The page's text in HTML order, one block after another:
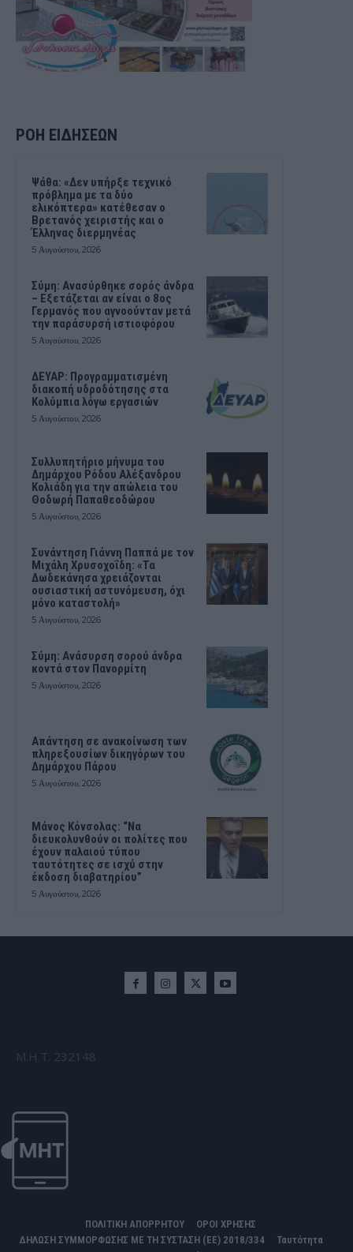
ΡΟΗ ΕΙΔΗΣΕΩΝ
Ψάθα: «Δεν υπήρξε τεχνικό
πρόβλημα με τα δύο
ελικόπτερα» κατέθεσαν ο
Βρετανός χειριστής και ο
Έλληνας διερμηνέας
5 Αυγούστου, 2026
Σύμη: Ανασύρθηκε σορός άνδρα
– Εξετάζεται αν είναι ο 8ος
Γερμανός που αγνοούνταν μετά
την παράσυρσή ιστιοφόρου
5 Αυγούστου, 2026
ΔΕΥΑΡ: Προγραμματισμένη
διακοπή υδροδότησης στα
Κολύμπια λόγω εργασιών
5 Αυγούστου, 2026
Συλλυπητήριο μήνυμα του
Δημάρχου Ρόδου Αλέξανδρου
Κολιάδη για την απώλεια του
Θοδωρή Παπαθεοδώρου
5 Αυγούστου, 2026
Συνάντηση Γιάννη Παππά με τον
Μιχάλη Χρυσοχοΐδη: «Τα
Δωδεκάνησα χρειάζονται
ουσιαστική αστυνόμευση, όχι
μόνο καταστολή»
5 Αυγούστου, 2026
Σύμη: Ανάσυρση σορού άνδρα
κοντά στον Πανορμίτη
5 Αυγούστου, 2026
Απάντηση σε ανακοίνωση των
πληρεξουσίων δικηγόρων του
Δημάρχου Πάρου
5 Αυγούστου, 2026
Μάνος Κόνσολας: “Να
διευκολυνθούν οι πολίτες που
έχουν παλαιού τύπου
ταυτότητες σε ισχύ στην
έκδοση διαβατηρίου”
5 Αυγούστου, 2026
Μ.Η.Τ. 232148
ΠΟΛΙΤΙΚΗ ΑΠΟΡΡΗΤΟΥ
ΟΡΟΙ ΧΡΗΣΗΣ
ΔΗΛΩΣΗ ΣΥΜΜΟΡΦΩΣΗΣ ΜΕ ΤΗ ΣΥΣΤΑΣΗ (ΕΕ) 2018/334
Ταυτότητα